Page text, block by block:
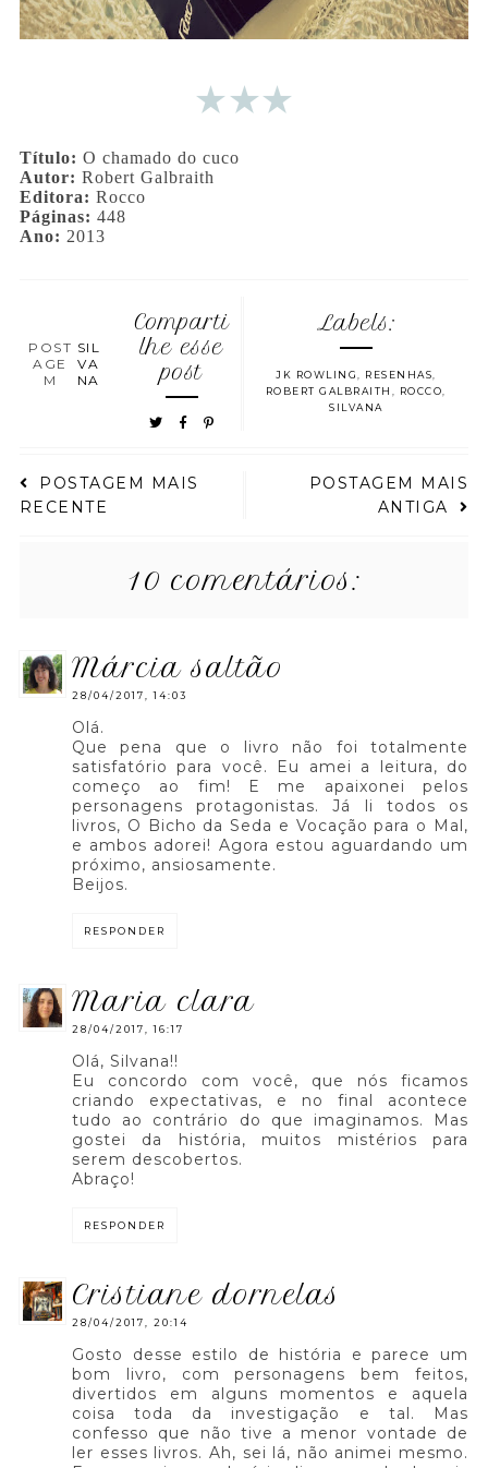
Título: O chamado do cuco
Autor: Robert Galbraith
Editora: Rocco
Páginas: 448
Ano: 2013
POST
AGE
M
SIL
VA
NA
Comparti
lhe esse
post
Labels:
JK ROWLING RESENHAS
ROBERT GALBRAITH
ROCCO
SILVANA
POSTAGEM MAIS
RECENTE
POSTAGEM MAIS
ANTIGA
10 comentários:
márcia saltão
28/04/2017, 14:03
Olá.
Que pena que o livro não foi totalmente
satisfatório para você. Eu amei a leitura, do
começo ao fim! E me apaixonei pelos
personagens protagonistas. Já li todos os
livros, O Bicho da Seda e Vocação para o Mal,
e ambos adorei! Agora estou aguardando um
próximo, ansiosamente.
Beijos.
RESPONDER
maria clara
28/04/2017, 16:17
Olá, Silvana!!
Eu concordo com você, que nós ficamos
criando expectativas, e no final acontece
tudo ao contrário do que imaginamos. Mas
gostei da história, muitos mistérios para
serem descobertos.
Abraço!
RESPONDER
cristiane dornelas
28/04/2017, 20:14
Gosto desse estilo de história e parece um
bom livro, com personagens bem feitos,
divertidos em alguns momentos e aquela
coisa toda da investigação e tal. Mas
confesso que não tive a menor vontade de
ler esses livros. Ah, sei lá, não animei mesmo.